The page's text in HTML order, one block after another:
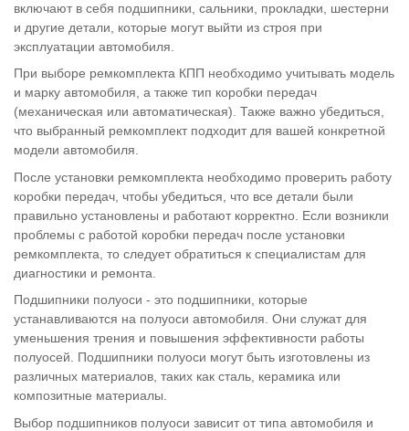
включают в себя подшипники, сальники, прокладки, шестерни
и другие детали, которые могут выйти из строя при
эксплуатации автомобиля.
При выборе ремкомплекта КПП необходимо учитывать модель
и марку автомобиля, а также тип коробки передач
(механическая или автоматическая). Также важно убедиться,
что выбранный ремкомплект подходит для вашей конкретной
модели автомобиля.
После установки ремкомплекта необходимо проверить работу
коробки передач, чтобы убедиться, что все детали были
правильно установлены и работают корректно. Если возникли
проблемы с работой коробки передач после установки
ремкомплекта, то следует обратиться к специалистам для
диагностики и ремонта.
Подшипники полуоси - это подшипники, которые
устанавливаются на полуоси автомобиля. Они служат для
уменьшения трения и повышения эффективности работы
полуосей. Подшипники полуоси могут быть изготовлены из
различных материалов, таких как сталь, керамика или
композитные материалы.
Выбор подшипников полуоси зависит от типа автомобиля и